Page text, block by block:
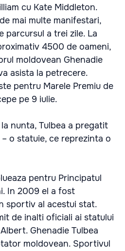
cu Kate Middleton.
mai multe manifestari,
parcursul a trei zile. La
4500 de oameni,
moldovean Ghenadie
asista la petrecere.
pentru Marele Premiu de
pe 9 iulie.
nunta, Tulbea a pregatit
o statuie, ce reprezinta o
pentru Principatul
In 2009 el a fost
sportiv al acestui stat.
de inalti oficiali ai statului
Ghenadie Tulbea
moldovean. Sportivul